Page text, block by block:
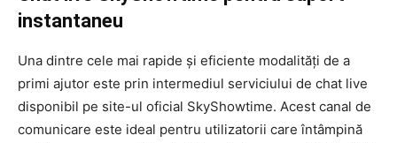
instantaneu
Una dintre cele mai rapide și eficiente modalități de a
primi ajutor este prin intermediul serviciului de chat live
disponibil pe site-ul oficial SkyShowtime. Acest canal de
comunicare este ideal pentru utilizatorii care întâmpină